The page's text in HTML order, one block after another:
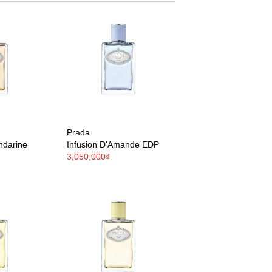
Prada
Infusion D'Amande EDP
3,050,000₫